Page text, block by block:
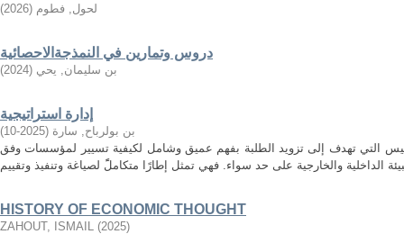
لحول, فطوم (
2026
)
دروس وتمارين في النمذجةالاحصائية
بن سليمان, يحي (
2024
)
إدارة استراتيجية
بن بولرباح, سارة (
2025-10
)
التي تهدف إلى تزويد الطلبة بفهم عميق وشامل لكيفية تسيير لمؤسسات وفق
HISTORY OF ECONOMIC THOUGHT
ZAHOUT, ISMAIL (2025)